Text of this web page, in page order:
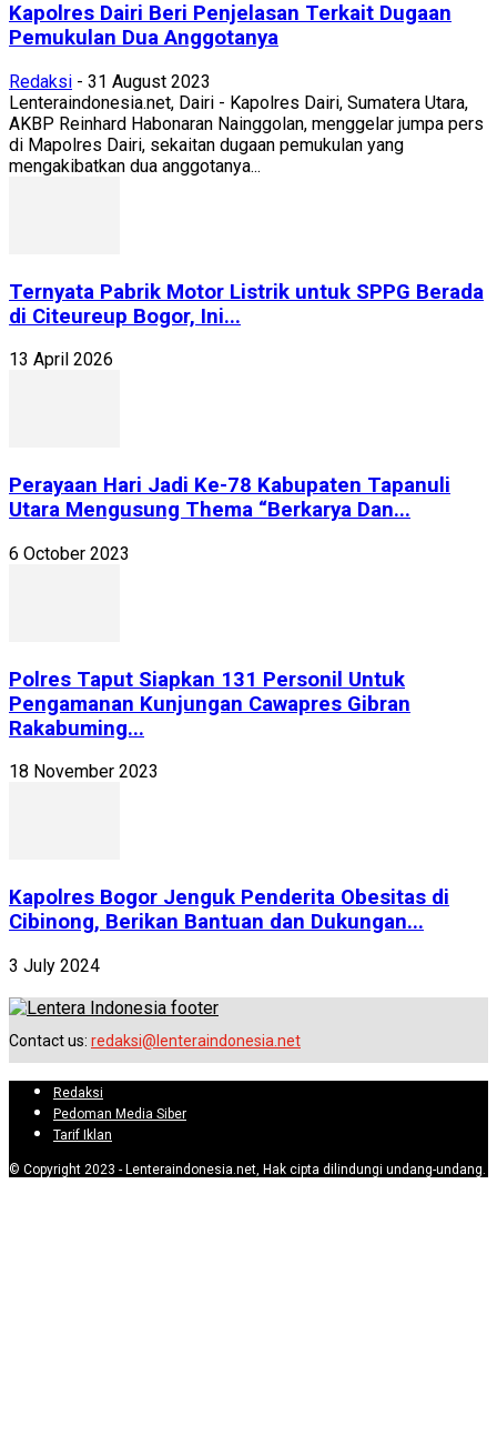
Kapolres Dairi Beri Penjelasan Terkait Dugaan
Pemukulan Dua Anggotanya
Redaksi - 31 August 2023
Lenteraindonesia.net, Dairi - Kapolres Dairi, Sumatera Utara,
AKBP Reinhard Habonaran Nainggolan, menggelar jumpa pers
di Mapolres Dairi, sekaitan dugaan pemukulan yang
mengakibatkan dua anggotanya...
Ternyata Pabrik Motor Listrik untuk SPPG Berada
di Citeureup Bogor, Ini...
13 April 2026
Perayaan Hari Jadi Ke-78 Kabupaten Tapanuli
Utara Mengusung Thema “Berkarya Dan...
6 October 2023
Polres Taput Siapkan 131 Personil Untuk
Pengamanan Kunjungan Cawapres Gibran
Rakabuming...
18 November 2023
Kapolres Bogor Jenguk Penderita Obesitas di
Cibinong, Berikan Bantuan dan Dukungan...
3 July 2024
Contact us: redaksi@lenteraindonesia.net
Redaksi
Pedoman Media Siber
Tarif Iklan
© Copyright 2023 - Lenteraindonesia.net, Hak cipta dilindungi undang-undang.